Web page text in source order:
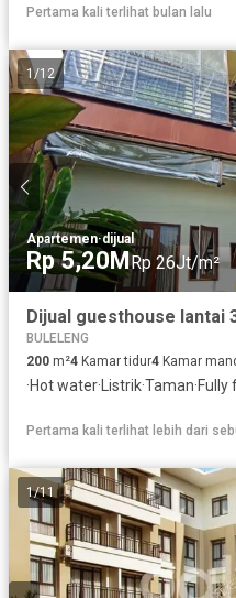
Pertama kali terlihat bulan lalu
1/12
Apartemen·dijual
Rp 5,20MRp 26Jt/m²
Dijual guesthouse lantai
BULELENG
200 m²4 Kamar tidur4 Kamar
·Hot water· Listrik·Taman·Fully
Pertama kali terlihat lebih dari
1/11